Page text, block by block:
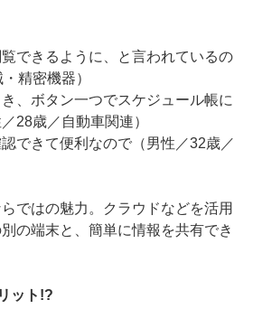
できるように、と言われているの
精密機器）
、ボタン一つでスケジュール帳に
28歳／自動車関連）
できて便利なので（男性／32歳／
ではの魅力。クラウドなどを活用
の端末と、簡単に情報を共有でき
ット!?